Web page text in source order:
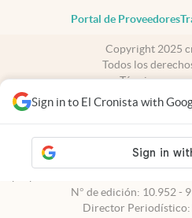
Sign in to El Cronista with
Portal de Proveedores
Copyright 2025
Todos los
Términos y
cronista.com
es propiedad de El
N° de edición: 10.952 -
Director Periodístico: